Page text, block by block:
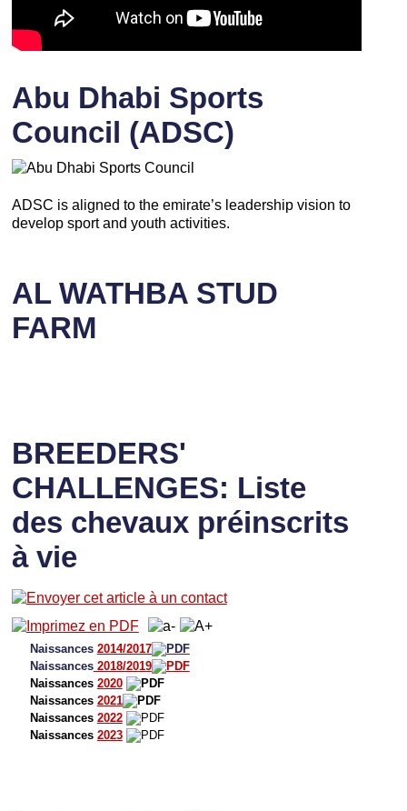
Abu Dhabi Sports
Council (ADSC)
ADSC is aligned to the emirate’s leadership vision to
develop sport and youth activities.
AL WATHBA STUD
FARM
BREEDERS'
CHALLENGES: Liste
des chevaux préinscrits
à vie
Naissances 2014/2017
Naissances2018/2019
Naissances 2020
Naissances 2021
Naissances 2022
Naissances 2023